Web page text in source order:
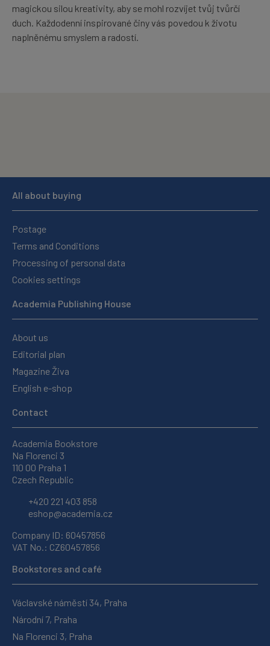
magickou silou kreativity, aby se mohl rozvíjet tvůj tvůrčí
duch. Každodenní inspirované činy vás povedou k životu
naplněnému smyslem a radostí.
All about buying
Postage
Terms and Conditions
Processing of personal data
Cookies settings
Academia Publishing House
About us
Editorial plan
Magazine Živa
English e-shop
Contact
Academia Bookstore
Na Florenci 3
110 00 Praha 1
Czech Republic
+420 221 403 858
eshop@academia.cz
Company ID: 60457856
VAT No.: CZ60457856
Bookstores and café
Václavské náměstí 34, Praha
Národní 7, Praha
Na Florenci 3, Praha